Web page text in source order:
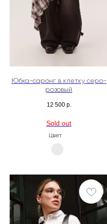
Юбка-саронг в клетку серо-
розовый
12 500 р.
Цвет